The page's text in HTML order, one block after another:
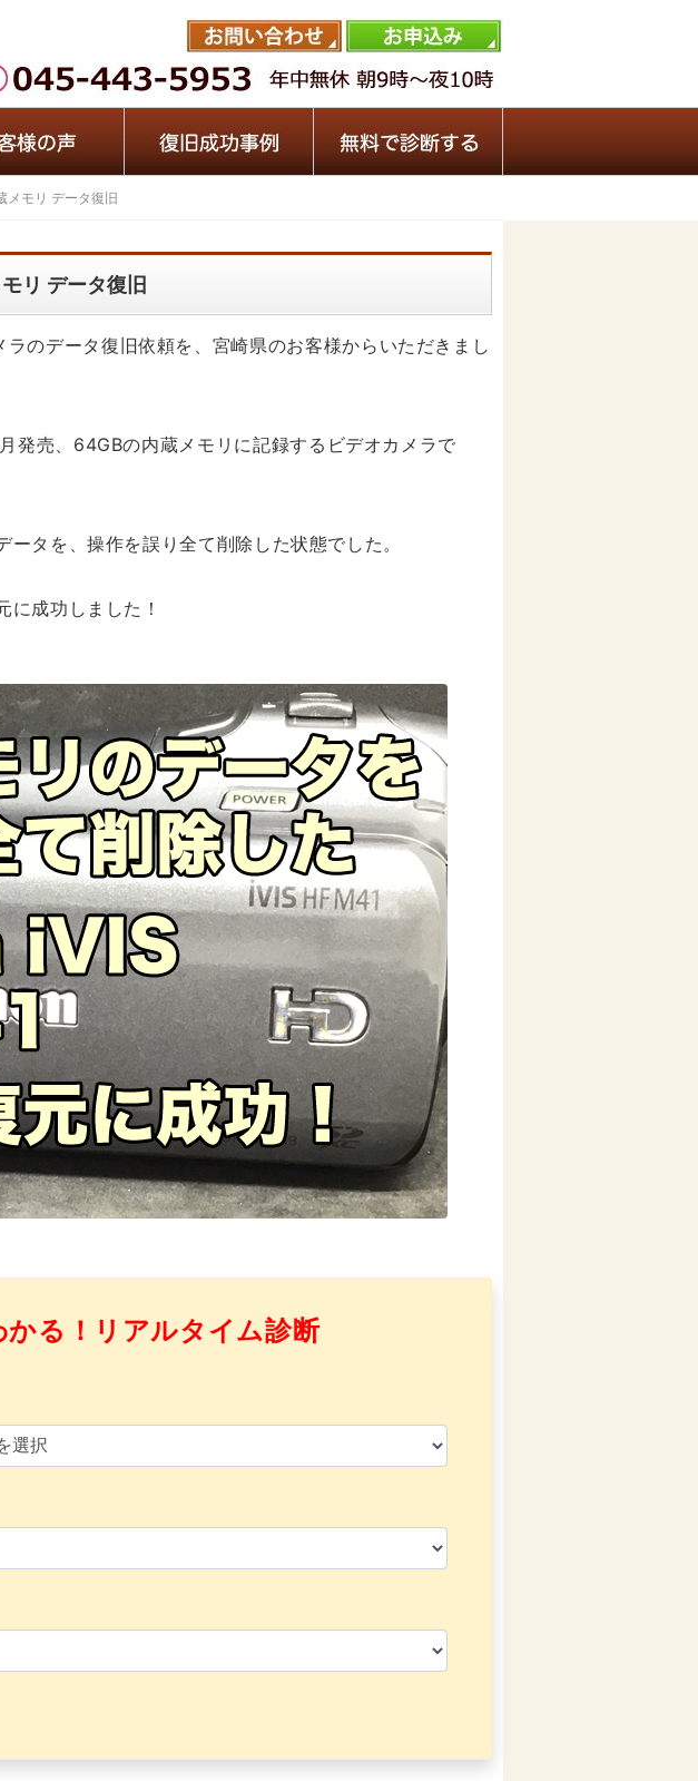
メモリ データ復旧
リ データ復旧
のデータ復旧依頼を、宮崎県のお客様からいただきまし
発売、64GBの内蔵メモリに記録するビデオカメラで
タを、操作を誤り全て削除した状態でした。
に成功しました！
かる！リアルタイム診断